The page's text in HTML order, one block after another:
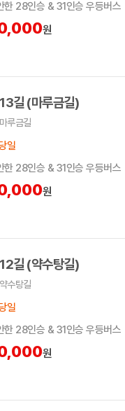
한 28인승 & 31인승 우등버스
원
길 (마루금길)
루금길
일
한 28인승 & 31인승 우등버스
원
길 (약수탕길)
수탕길
일
한 28인승 & 31인승 우등버스
원